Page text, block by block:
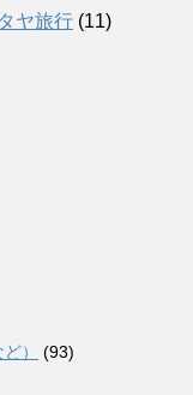
ヤ旅行 (11)
）
(93)